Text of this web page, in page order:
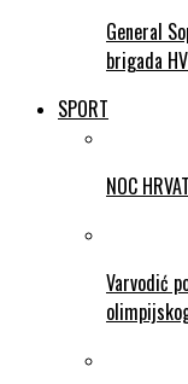
General
brigada
SPORT
NOC
Varvodić